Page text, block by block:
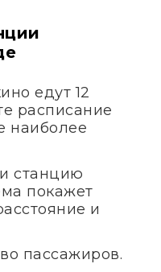
едут 12
расписание
наиболее
станцию
покажет
и
пассажиров.